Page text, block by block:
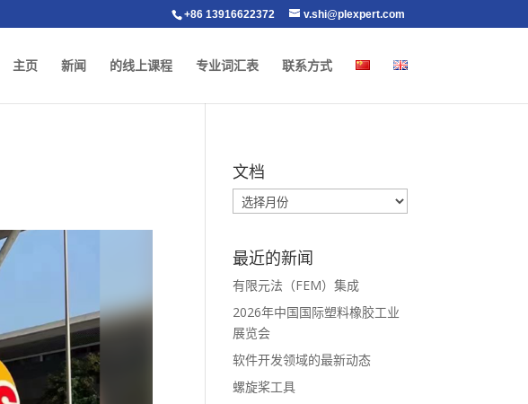
+86 13916622372 v.shi@plexpert.com
主页 新闻 的线上课程 专业词汇表 联系方式
文档
最近的新闻
有限元法（FEM）集成
2026年中国国际塑料橡胶工业
展览会
软件开发领域的最新动态
螺旋桨工具